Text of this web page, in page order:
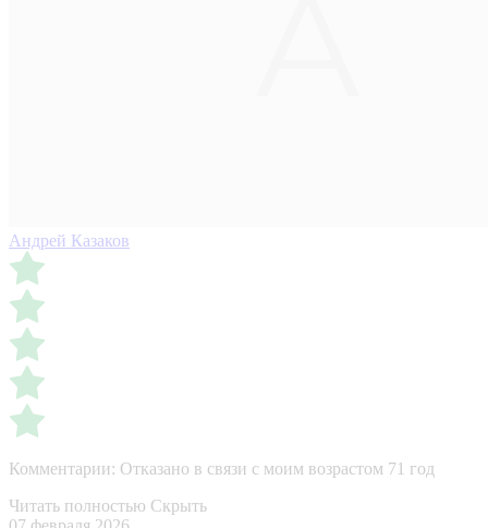
Андрей Казаков
Комментарии: Отказано в связи с моим возрастом 71 год
Читать полностью Скрыть